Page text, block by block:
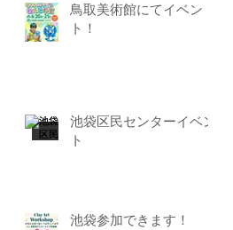
鳥取美術館にてイベン
ト！
池袋区民センターイベン
ト
池袋参加できます！